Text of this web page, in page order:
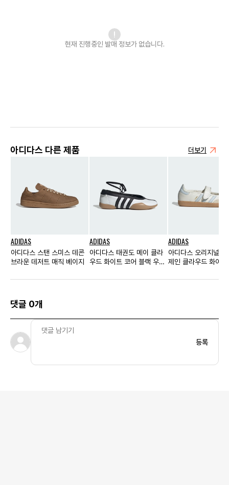
현재 진행중인 발매 정보가 없습니다.
아디다스 다른 제품 더보기
ADIDAS
아디다스 스탠 스미스 데콘
브라운 데저트 매직 베이지
ADIDAS
아디다스 태권도 메이 클라
우드 화이트 코어 블랙 우먼
ADIDAS
아디다스 오리지널스
제인 클라우드 화이
댓글 0개
등록